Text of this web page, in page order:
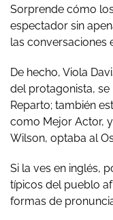
Sorprende cómo
espectador sin
las conversaciones
De hecho, Viola
del protagonista, se
Reparto; también
como Mejor Actor,
Wilson, optaba al
Si la ves en inglés,
típicos del pueblo
formas de